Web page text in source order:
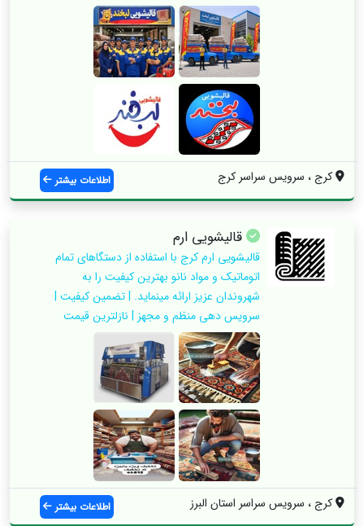
کرج ، سرویس سراسر کرج اطلاعات بیشتر
قالیشویی ارم
قالیشویی ارم کرج با استفاده از دستگاهای تمام
اتوماتیک و مواد نانو بهترین کیفیت را به
شهروندان عزیز ارائه مینماید. | تضمین کیفیت |
سرویس دهی منظم و مجهز | نازلترین قیمت
کرج ، سرویس سراسر استان البرز اطلاعات بیشتر